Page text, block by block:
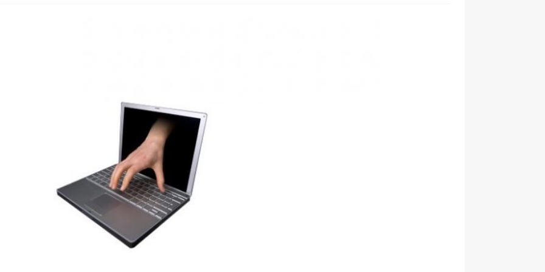
Verbraucher gestärkt – Gerichtsurteil zu Apple